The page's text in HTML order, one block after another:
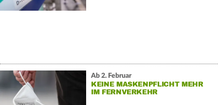
Ab 2. Februar
KEINE MASKENPFLICHT MEHR
IM FERNVERKEHR